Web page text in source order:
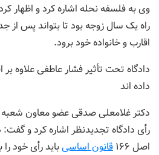
وی به فلسفه نحله اشاره کرد و اظهار
راه یک سال زوجه بود تا بتواند پس
اقارب و خانواده خود برود.
دادگاه تحت تأثیر فشار عاطفی علاوه
داده اند
دکتر غلامعلی صدقی عضو معاون شعبه
رأی دادگاه تجدیدنظر اشاره کرد و
اصل ۱۶۶
قانون اساسیباید رأی خود